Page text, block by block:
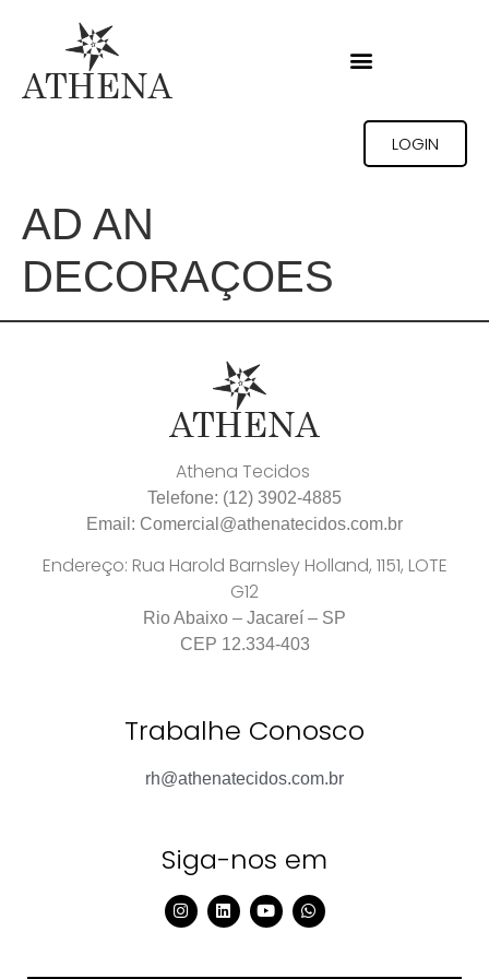
LOGIN
AD AN
DECORAÇOES
Athena Tecidos
Telefone: (12) 3902-4885
Email: Comercial@athenatecidos.com.br
Endereço: Rua Harold Barnsley Holland, 1151, LOTE
G12
Rio Abaixo – Jacareí – SP
CEP 12.334-403
Trabalhe Conosco
rh@athenatecidos.com.br
Siga-nos em